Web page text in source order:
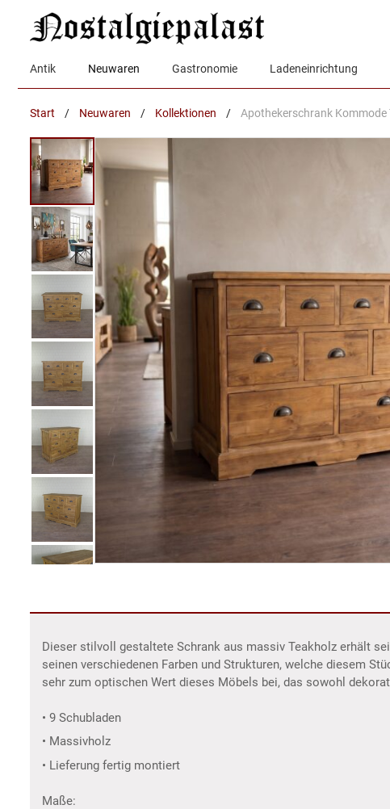
Antik Neuwaren Gastronomie Ladeneinrichtung
Start / Neuwaren / Kollektionen / Apothekerschrank Kommode
Dieser stilvoll gestaltete Schrank aus massiv Teakholz erhält
seinen verschiedenen Farben und Strukturen, welche diesem
sehr zum optischen Wert dieses Möbels bei, das sowohl
• 9 Schubladen
• Massivholz
• Lieferung fertig montiert
Maße: